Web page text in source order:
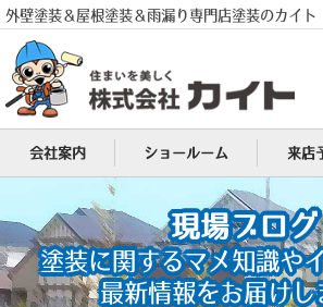
外壁塗装＆屋根塗装＆雨漏り専門店塗装のカイト
会社案内 ショールーム 来店
現場ブログ
塗装に関するマメ知識や
最新情報をお届けし